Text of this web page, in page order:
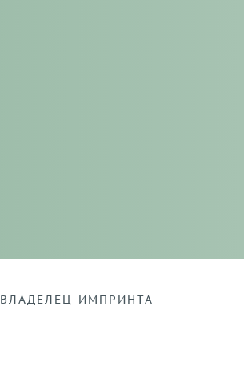
ВЛАДЕЛЕЦ ИМПРИНТА